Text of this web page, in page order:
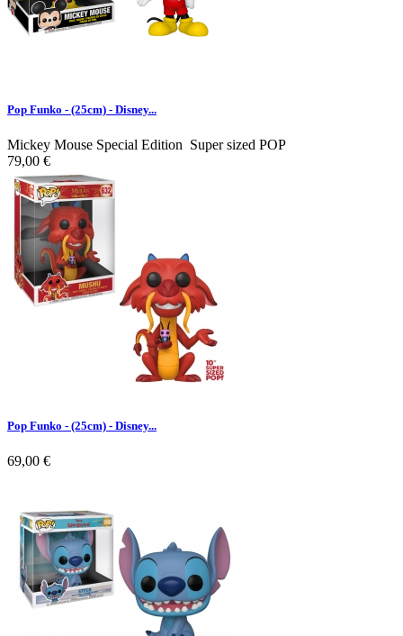
Pop Funko - (25cm) - Disney...
Mickey Mouse Special Edition Super sized POP
79,00 €
Pop Funko - (25cm) - Disney...
69,00 €